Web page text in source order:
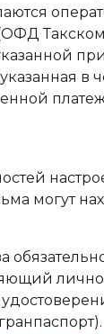
в
могут